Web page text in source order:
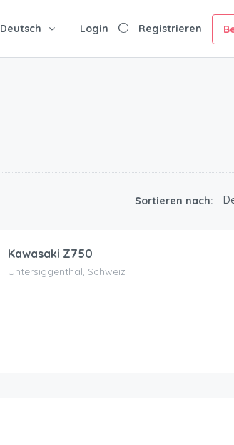
Deutsch Login Registrieren
Sortieren nach:
Kawasaki Z750
Untersiggenthal, Schweiz